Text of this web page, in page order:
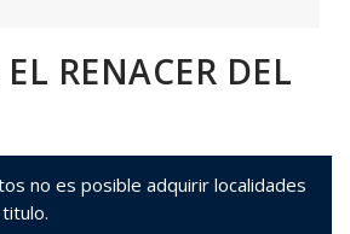
RENACER DEL
no es posible adquirir localidades